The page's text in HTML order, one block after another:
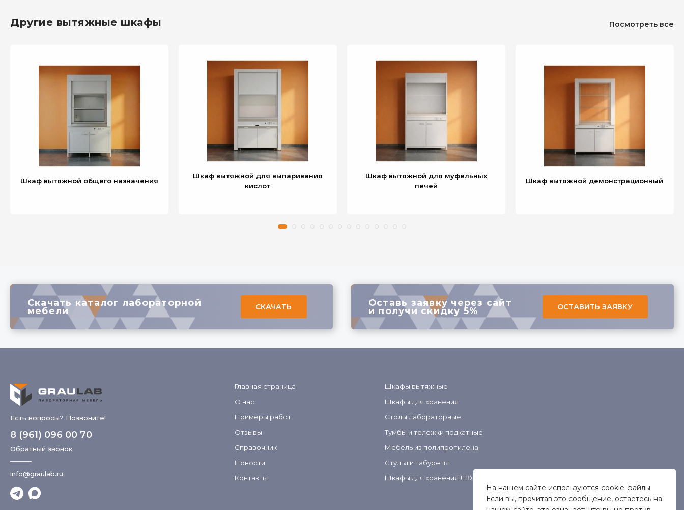
Другие вытяжные шкафы Посмотреть все
Шкаф вытяжной общего назначения
Шкаф вытяжной для выпаривания
кислот
Шкаф вытяжной для муфельных
печей
Шкаф вытяжной демонстрационный
Скачать каталог лабораторной
мебели СКАЧАТЬ Оставь заявку через сайт
и получи скидку 5% ОСТАВИТЬ ЗАЯВКУ
Есть вопросы? Позвоните!
8 (961) 096 00 70
Обратный звонок
info@graulab.ru
Главная страница
О нас
Примеры работ
Отзывы
Справочник
Новости
Контакты
Шкафы вытяжные
Шкафы для хранения
Столы лабораторные
Тумбы и тележки подкатные
Мебель из полипропилена
Стулья и табуреты
Шкафы для хранения ЛВЖ
На нашем сайте используются cookie-файлы.
Если вы, прочитав это сообщение, остаетесь на